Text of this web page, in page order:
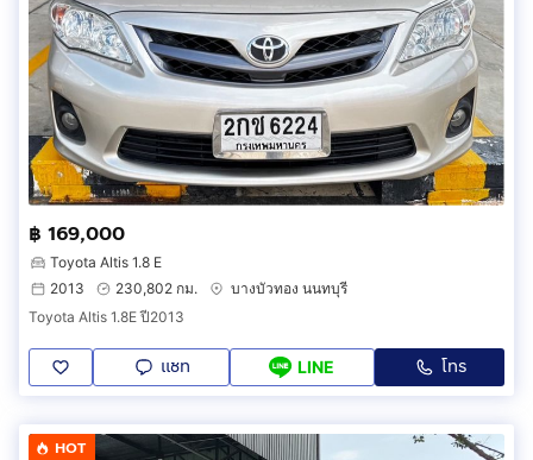
฿ 169,000
Toyota Altis 1.8 E
2013
230,802 กม.
บางบัวทอง นนทบุรี
Toyota Altis 1.8E ปี2013
แชท LINE โทร
HOT